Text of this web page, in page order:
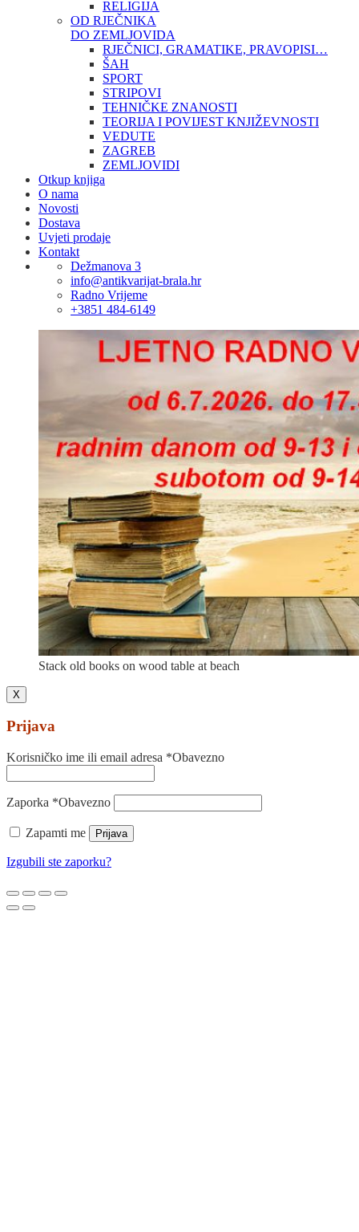
RELIGIJA
OD RJEČNIKA
DO ZEMLJOVIDA
RJEČNICI, GRAMATIKE, PRAVOPISI…
ŠAH
SPORT
STRIPOVI
TEHNIČKE ZNANOSTI
TEORIJA I POVIJEST KNJIŽEVNOSTI
VEDUTE
ZAGREB
ZEMLJOVIDI
Otkup knjiga
O nama
Novosti
Dostava
Uvjeti prodaje
Kontakt
Dežmanova 3
info@antikvarijat-brala.hr
Radno Vrijeme
+3851 484-6149
Stack old books on wood table at beach
X
Prijava
Korisničko ime ili email adresa *Obavezno
Zaporka *Obavezno
Zapamti me Prijava
Izgubili ste zaporku?